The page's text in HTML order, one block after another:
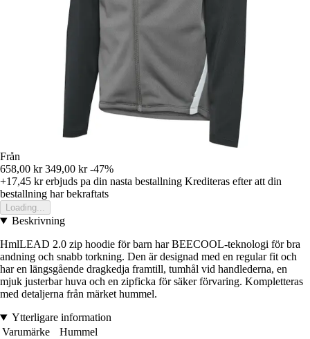
Från
658,00 kr 349,00 kr -47%
+17,45 krerbjuds pa din nasta bestallning Krediteras efter att din
bestallning har bekraftats
Loading...
Beskrivning
HmlLEAD 2.0 zip hoodie för barn har BEECOOL-teknologi för bra
andning och snabb torkning. Den är designad med en regular fit och
har en längsgående dragkedja framtill, tumhål vid handlederna, en
mjuk justerbar huva och en zipficka för säker förvaring. Kompletteras
med detaljerna från märket hummel.
Ytterligare information
Varumärke
Hummel